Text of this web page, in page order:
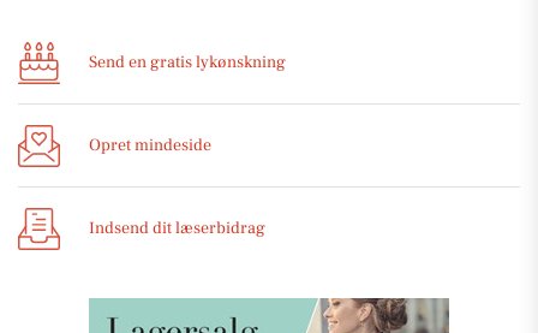
Send en gratis lykønskning
Opret mindeside
Indsend dit læserbidrag